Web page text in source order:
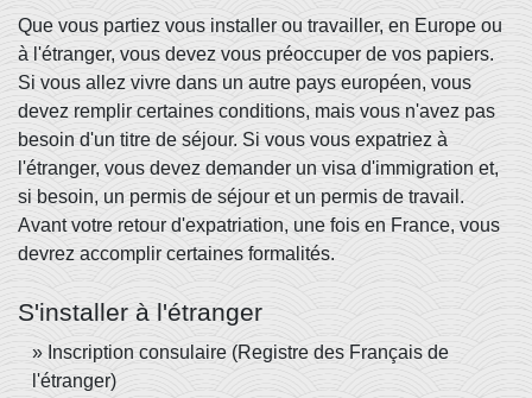
Que vous partiez vous installer ou travailler, en Europe ou
à l'étranger, vous devez vous préoccuper de vos papiers.
Si vous allez vivre dans un autre pays européen, vous
devez remplir certaines conditions, mais vous n'avez pas
besoin d'un titre de séjour. Si vous vous expatriez à
l'étranger, vous devez demander un visa d'immigration et,
si besoin, un permis de séjour et un permis de travail.
Avant votre retour d'expatriation, une fois en France, vous
devrez accomplir certaines formalités.
S'installer à l'étranger
Inscription consulaire (Registre des Français de
l'étranger)